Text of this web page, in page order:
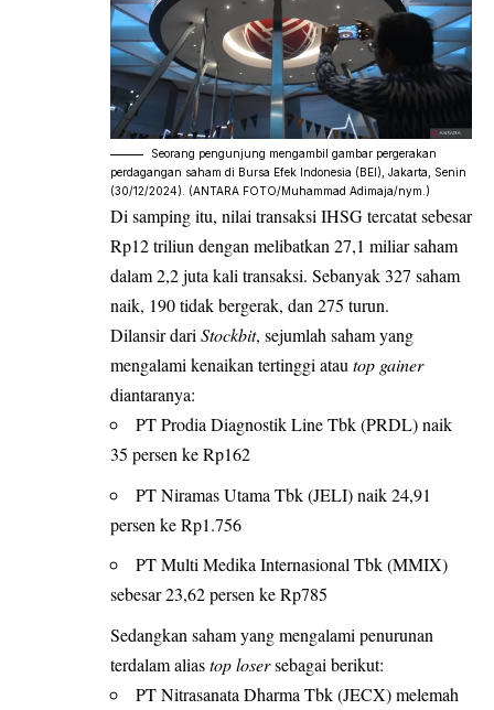
Seorang pengunjung mengambil gambar pergerakan
perdagangan saham di Bursa Efek Indonesia (BEI), Jakarta, Senin
(30/12/2024). (ANTARA FOTO/Muhammad Adimaja/nym.)
Di samping itu, nilai transaksi IHSG tercatat sebesar
Rp12 triliun dengan melibatkan 27,1 miliar saham
dalam 2,2 juta kali transaksi. Sebanyak 327 saham
naik, 190 tidak bergerak, dan 275 turun.
Dilansir dariStockbit, sejumlah saham yang
mengalami kenaikan tertinggi atautop gainer
diantaranya:
PT Prodia Diagnostik Line Tbk (PRDL) naik
35 persen ke Rp162
PT Niramas Utama Tbk (JELI) naik 24,91
persen ke Rp1.756
PT Multi Medika Internasional Tbk (MMIX)
sebesar 23,62 persen ke Rp785
Sedangkan saham yang mengalami penurunan
terdalam aliastop losersebagai berikut:
PT Nitrasanata Dharma Tbk (JECX) melemah